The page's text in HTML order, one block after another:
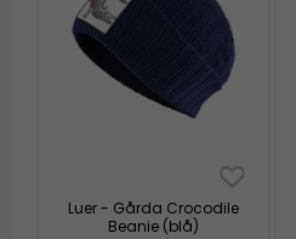
Luer - Gårda Crocodile
Beanie (blå)